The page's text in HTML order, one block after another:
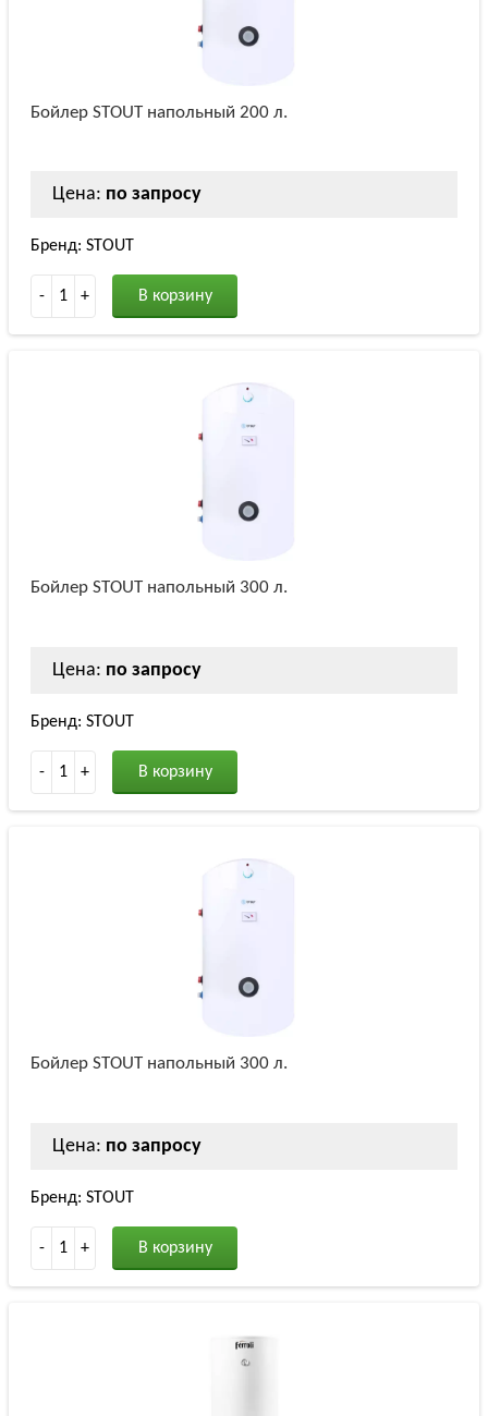
Бойлер STOUT напольный 200 л.
Цена: по запросу
Бренд: STOUT
- 1 + В корзину
Бойлер STOUT напольный 300 л.
Цена: по запросу
Бренд: STOUT
- 1 + В корзину
Бойлер STOUT напольный 300 л.
Цена: по запросу
Бренд: STOUT
- 1 + В корзину